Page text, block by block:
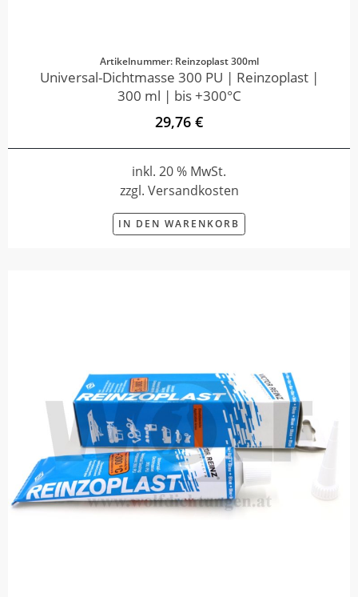
Artikelnummer: Reinzoplast 300ml
Universal-Dichtmasse 300 PU | Reinzoplast |
300 ml | bis +300°C
29,76 €
inkl. 20 % MwSt.
zzgl. Versandkosten
IN DEN WARENKORB